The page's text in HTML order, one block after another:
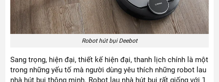
Robot hút bụi Deebot
Sang trọng, hiện đại, thiết kế hiện đại, thanh lịch chính là một
trong những yếu tố mà người dùng yêu thích những robot lau
nhà hút bụi thông minh. Robot lau nhà hút bụi rất giống với 1